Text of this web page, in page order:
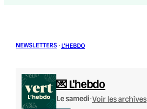
NEWSLETTERS · L’HEBDO
💌 L'hebdo
Le samedi·Voir les archives